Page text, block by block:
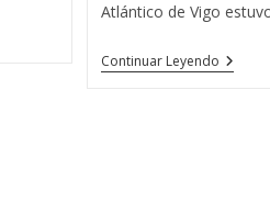
Atlántico de Vigo
Continuar Leyendo La
Escuela